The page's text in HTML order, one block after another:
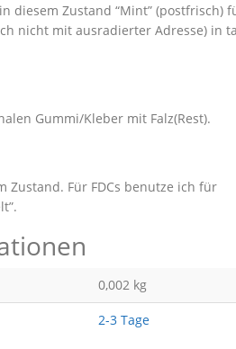
diesem Zustand “Mint” (postfrisch)
nicht mit ausradierter Adresse) in
Gummi/Kleber mit Falz(Rest).
Zustand. Für FDCs benutze ich für
0,002 kg
2-3 Tage